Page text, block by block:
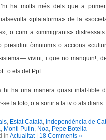
ha molts més dels que a
«plataforma» de la
o com a «immigrants»
presidint òmniums o accions
vivint, i que no manquin!,
o els del PpE.
hi ha una manera quasi infal·lible
se la foto, o a sortir a la tv o als diaris.
, Estat Català, Independència de
, Monti Putin, Noa, Pepe Botella
in Actualitat| 18 Comments »